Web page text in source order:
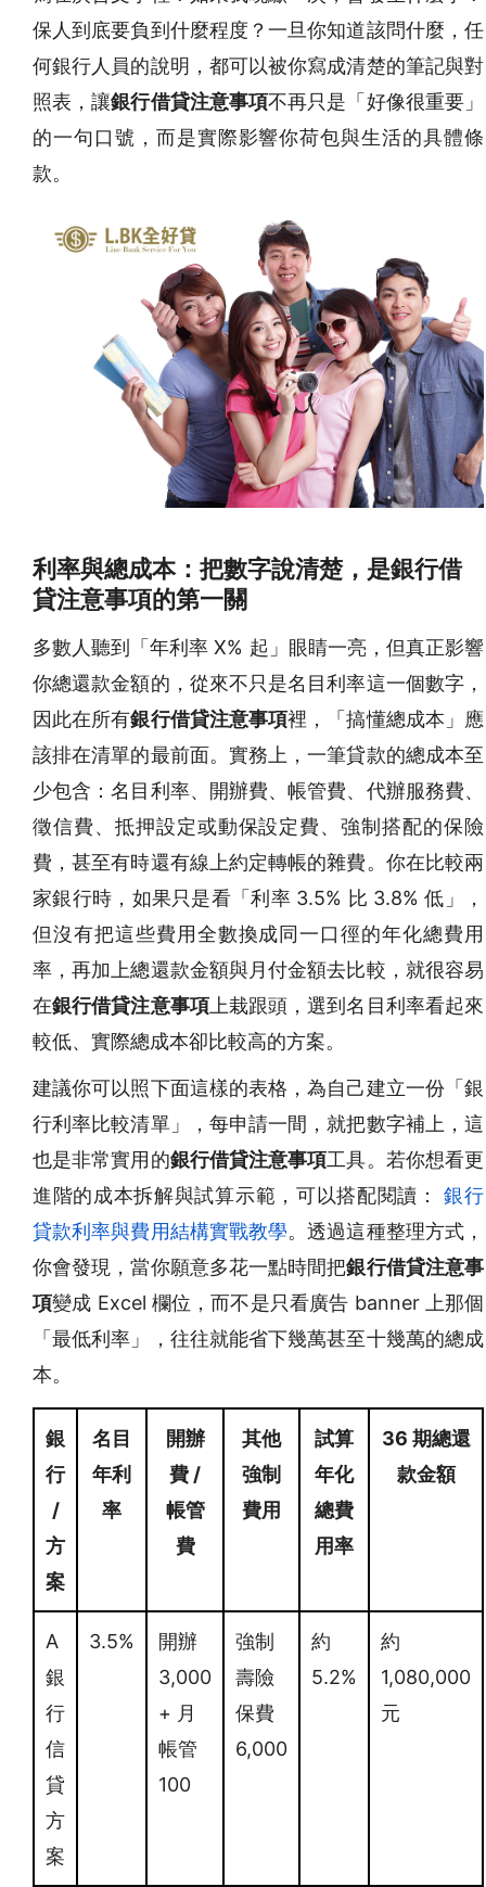
保人到底要負到什麼程度？一旦你知道該問什麼，任
何銀行人員的說明，都可以被你寫成清楚的筆記與對
照表，讓銀行借貸注意事項不再只是「好像很重要」
的一句口號，而是實際影響你荷包與生活的具體條
款。
利率與總成本：把數字說清楚，是銀行借
貸注意事項的第一關
多數人聽到「年利率 X% 起」眼睛一亮，但真正影響
你總還款金額的，從來不只是名目利率這一個數字，
因此在所有銀行借貸注意事項裡，「搞懂總成本」應
該排在清單的最前面。實務上，一筆貸款的總成本至
少包含：名目利率、開辦費、帳管費、代辦服務費、
徵信費、抵押設定或動保設定費、強制搭配的保險
費，甚至有時還有線上約定轉帳的雜費。你在比較兩
家銀行時，如果只是看「利率 3.5% 比 3.8% 低」，
但沒有把這些費用全數換成同一口徑的年化總費用
率，再加上總還款金額與月付金額去比較，就很容易
在銀行借貸注意事項上栽跟頭，選到名目利率看起來
較低、實際總成本卻比較高的方案。
建議你可以照下面這樣的表格，為自己建立一份「銀
行利率比較清單」，每申請一間，就把數字補上，這
也是非常實用的銀行借貸注意事項工具。若你想看更
進階的成本拆解與試算示範，可以搭配閱讀：
銀行
貸款利率與費用結構實戰教學。透過這種整理方式，
你會發現，當你願意多花一點時間把銀行借貸注意事
項變成 Excel 欄位，而不是只看廣告 banner 上那個
「最低利率」，往往就能省下幾萬甚至十幾萬的總成
本。
銀
行
/
方
案
名目
年利
率
開辦
費 /
帳管
費
其他
強制
費用
試算
年化
總費
用率
36 期總還
款金額
A
銀
行
信
貸
方
案
3.5%
開辦
3,000
+ 月
帳管
100
強制
壽險
保費
6,000
約
5.2%
約
1,080,000
元